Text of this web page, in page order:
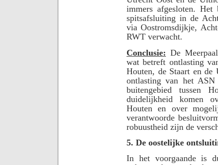
immers afgesloten.
spitsafsluiting in de
via Oostromsdijkje,
RWT verwacht.
Conclusie: De
wat betreft ontlasting
Houten, de Staart en de
ontlasting van het
buitengebied tussen
duidelijkheid komen
Houten en over
verantwoorde
robuustheid zijn de
5. De oostelijke
In het voorgaande is